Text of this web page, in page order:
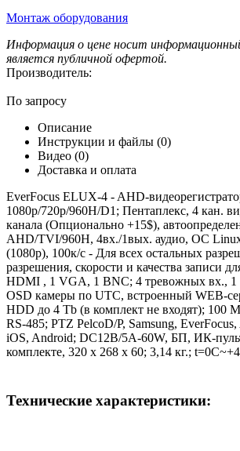
Монтаж оборудования
Информация о цене носит
является публичной офертой.
Производитель:
По запросу
Описание
Инструкции и файлы (0)
Видео (0)
Доставка и оплата
EverFocus ELUX-4 - AHD-
1080p/720p/960H/D1; Пентаплекс, 4 кан.
канала (Опционально +15$),
AHD/TVI/960H, 4вх./1вых. аудио, ОС
(1080p), 100к/с - Для всех остальных
разрешения, скорости и качества записи
HDMI , 1 VGA, 1 BNC; 4 тревожных вх., 1
OSD камеры по UTC, встроенный WEB-
HDD до 4 Tb (в комплект не входят); 100
RS-485; PTZ PelcoD/P, Samsung,
iOS, Android; DC12B/5А-60W, БП, ИК-
комплекте, 320 х 268 х 60; 3,14 кг.;
Технические характеристики: